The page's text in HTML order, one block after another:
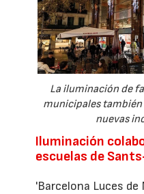
La iluminación de
municipales
nuevas
Iluminación
escuelas de
'Barcelona Luces